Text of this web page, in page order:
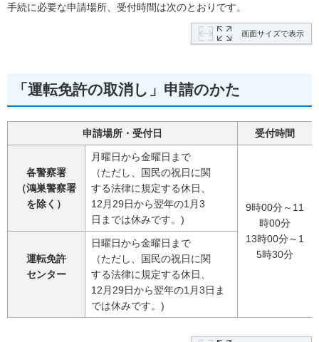
手続に必要な申請場所、受付時間は次のとおりです。
画面サイズで表示
「運転免許の取消し」申請のかた
申請場所・受付日 受付時間
各警察署
（鴻巣警察署
を除く）
月曜日から金曜日まで
（ただし、国民の祝日に関
する法律に規定する休日、
12月29日から翌年の1月3
日までは休みです。)
9時00分～11
時00分
13時00分～1
5時30分
運転免許
センター
日曜日から金曜日まで
（ただし、国民の祝日に関
する法律に規定する休日、
12月29日から翌年の1月3日ま
では休みです。)